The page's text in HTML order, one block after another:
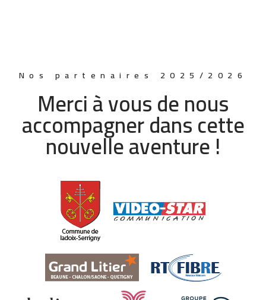
Nos partenaires 2025/2026
Merci à vous de nous
accompagner dans cette
nouvelle aventure !